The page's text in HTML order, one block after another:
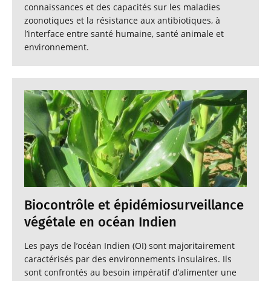
connaissances et des capacités sur les maladies
zoonotiques et la résistance aux antibiotiques, à
l’interface entre santé humaine, santé animale et
environnement.
Biocontrôle et épidémiosurveillance
végétale en océan Indien
Les pays de l’océan Indien (OI) sont majoritairement
caractérisés par des environnements insulaires. Ils
sont confrontés au besoin impératif d’alimenter une